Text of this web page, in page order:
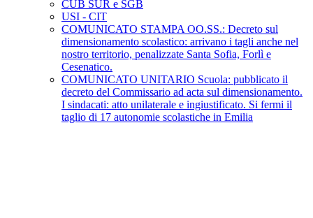
CUB SUR e SGB
USI - CIT
COMUNICATO STAMPA OO.SS.: Decreto sul
dimensionamento scolastico: arrivano i tagli anche nel
nostro territorio, penalizzate Santa Sofia, Forlì e
Cesenatico.
COMUNICATO UNITARIO Scuola: pubblicato il
decreto del Commissario ad acta sul dimensionamento.
I sindacati: atto unilaterale e ingiustificato. Si fermi il
taglio di 17 autonomie scolastiche in Emilia